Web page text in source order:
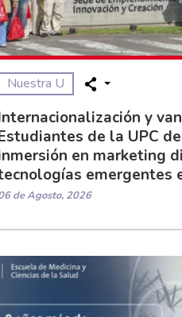
Nuestra U
y
de la UPC
en marketing
emergentes
de Agosto, 2026